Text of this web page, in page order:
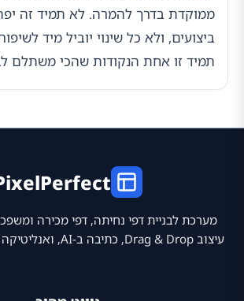
ממוקדת בדרך להמרה. לא תמיד זה
ביצועים, ולא כל שינוי יוביל מיד
תמיד זו אחת הנקודות שהכי משתלם
מערכת לבניית דפי נחיתה, דפי מכירה
עיצוב Drag & Drop, כתיבה ב-AI, ואנליטיקה שמניעה החלטות.